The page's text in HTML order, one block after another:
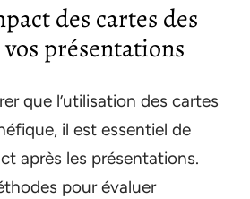
des cartes des
présentations
que l’utilisation des cartes
il est essentiel de
après les présentations.
pour évaluer